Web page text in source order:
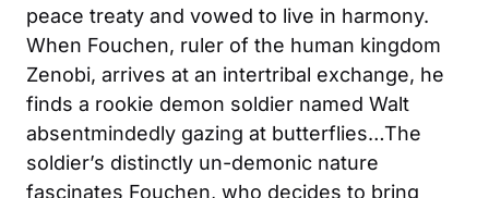
peace treaty and vowed to live in harmony.
When Fouchen, ruler of the human kingdom
Zenobi, arrives at an intertribal exchange, he
finds a rookie demon soldier named Walt
absentmindedly gazing at butterflies…The
soldier’s distinctly un-demonic nature
fascinates Fouchen, who decides to bring